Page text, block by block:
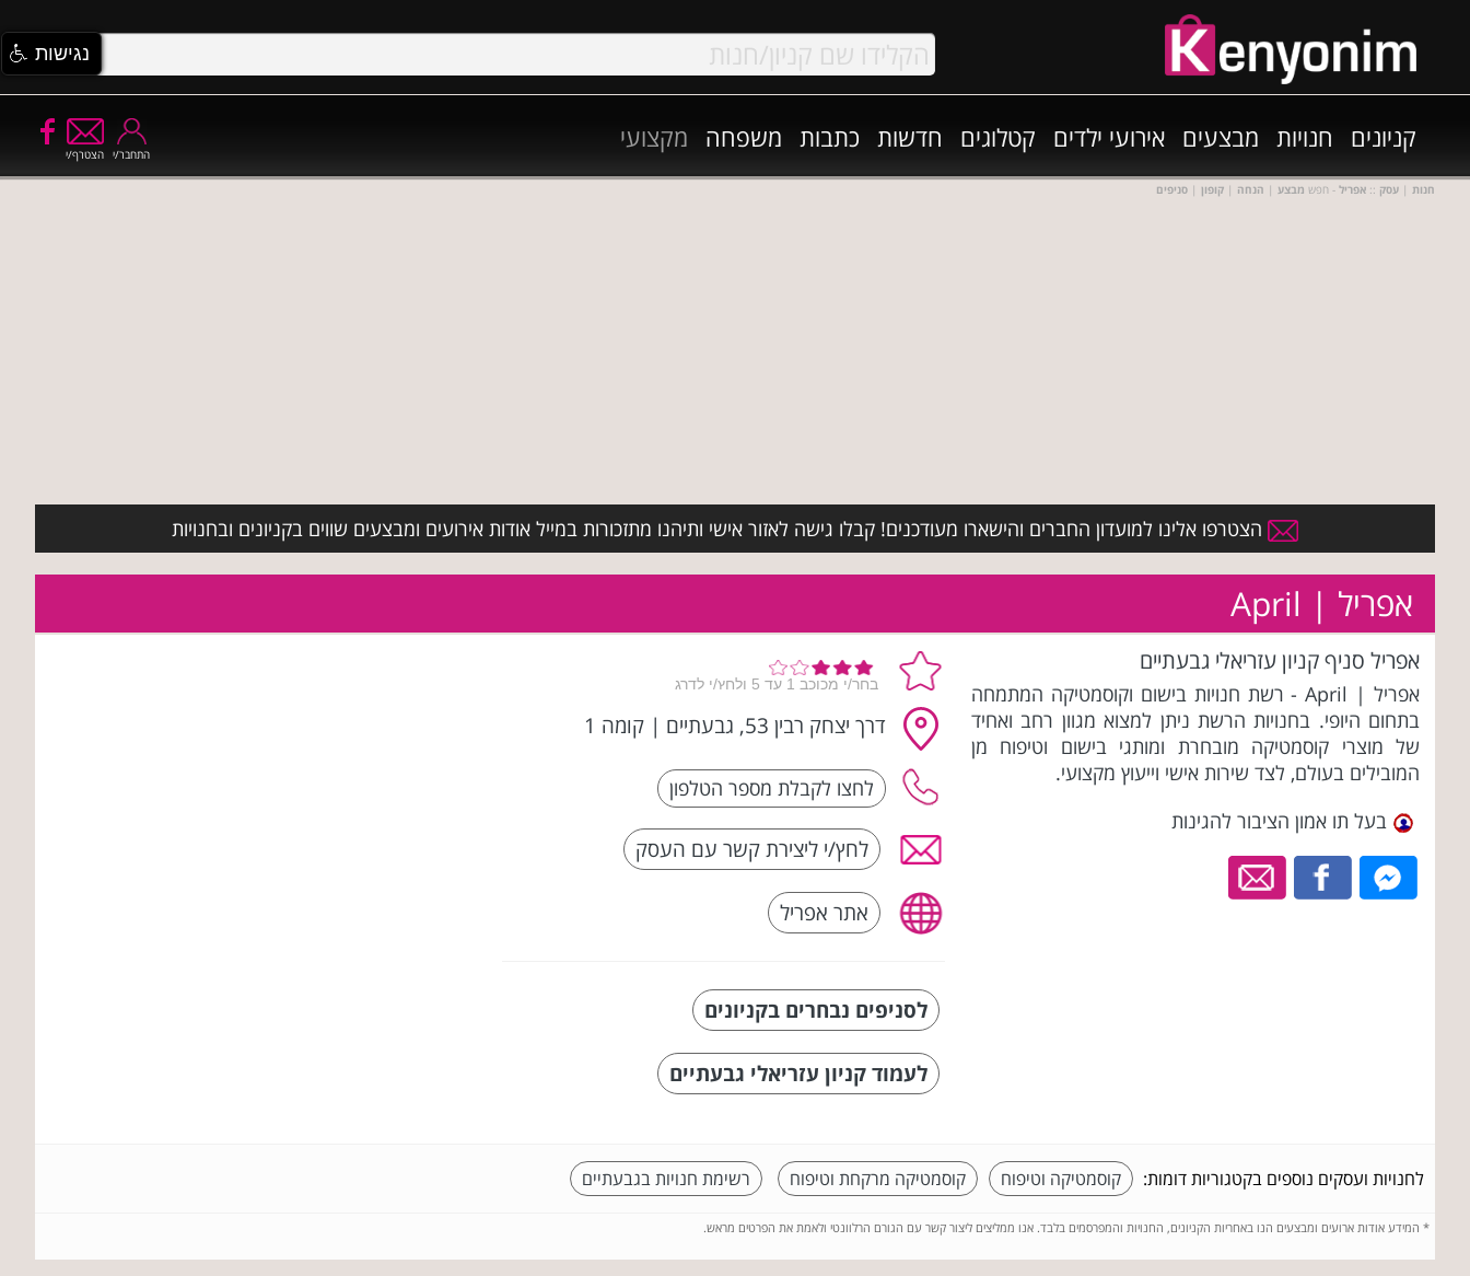
קניונים חנויות מבצעים אירועי ילדים קטלוגים חדשות כתבות משפחה מקצועי
הצטרף/י התחבר/י
חנות | עסק :: אפריל - חפש מבצע | הנחה | קופון | סניפים
הצטרפו אלינו למועדון החברים והישארו מעודכנים! קבלו גישה לאזור אישי ותיהנו מתזכורות במייל אודות אירועים ומבצעים שווים בקניונים ובחנויות
אפריל | April
אפריל סניף קניון עזריאלי גבעתיים
אפריל | April - רשת חנויות בישום וקוסמטיקה המתמחה
בתחום היופי. בחנויות הרשת ניתן למצוא מגוון רחב ואחיד
של מוצרי קוסמטיקה מובחרת ומותגי בישום וטיפוח מן
המובילים בעולם, לצד שירות אישי וייעוץ מקצועי.
בעל תו אמון הציבור להגינות
דרך יצחק רבין 53, גבעתיים | קומה 1
לחץ/י ליצירת קשר עם העסק
אתר אפריל
לסניפים נבחרים בקניונים
לעמוד קניון עזריאלי גבעתיים
לחנויות ועסקים נוספים בקטגוריות דומות: קוסמטיקה וטיפוח קוסמטיקה מרקחת וטיפוח רשימת חנויות בגבעתיים
* המידע אודות ארועים ומבצעים הנו באחריות הקניונים, החנויות והמפרסמים בלבד. אנו ממליצים ליצור קשר עם הגורם הרלוונטי ולאמת את הפרטים מראש.
נגישות